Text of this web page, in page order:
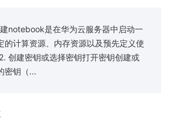
notebook是在华为云服务器中启动一
的计算资源、内存资源以及预先定义使
创建密钥或选择密钥打开密钥创建或
密钥（...